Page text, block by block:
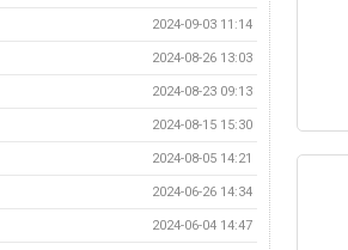
2024-09-03 11:14
2024-08-26 13:03
2024-08-23 09:13
2024-08-15 15:30
2024-08-05 14:21
2024-06-26 14:34
2024-06-04 14:47